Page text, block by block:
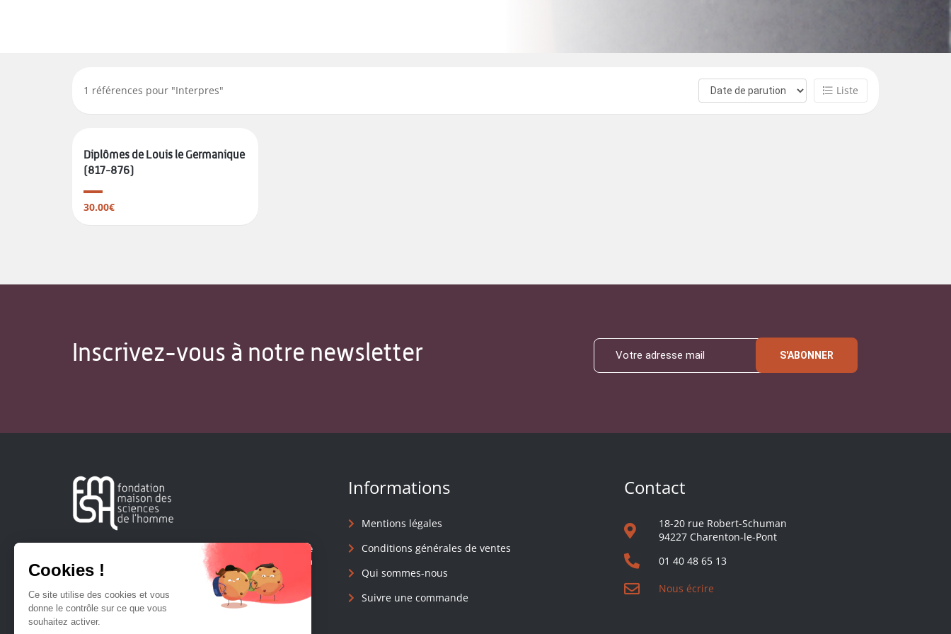
1 références pour "Interpres" Liste
Diplômes de Louis le Germanique
(817-876)
30.00€
Inscrivez-vous à notre newsletter S'ABONNER
Créée en 1963, la Fondation Maison Sciences de l'Homme
soutient la recherche et la diffusion des connaissances en
sciences humaines et sociales.
Informations
Mentions légales
Conditions générales de ventes
Qui sommes-nous
Suivre une commande
Contact
18-20 rue Robert-Schuman
94227 Charenton-le-Pont
01 40 48 65 13
Nous écrire